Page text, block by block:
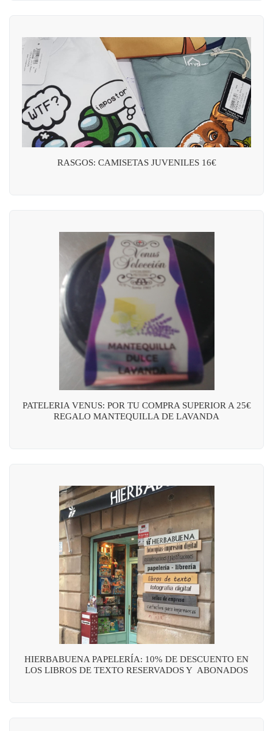
RASGOS: CAMISETAS JUVENILES 16€
PATELERIA VENUS: POR TU COMPRA SUPERIOR A 25€
REGALO MANTEQUILLA DE LAVANDA
HIERBABUENA PAPELERÍA: 10% DE DESCUENTO EN
LOS LIBROS DE TEXTO RESERVADOS Y ABONADOS